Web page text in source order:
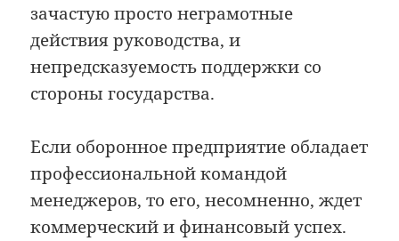
зачастую просто неграмотные
действия руководства, и
непредсказуемость поддержки со
стороны государства.
Если оборонное предприятие обладает
профессиональной командой
менеджеров, то его, несомненно, ждет
коммерческий и финансовый успех.